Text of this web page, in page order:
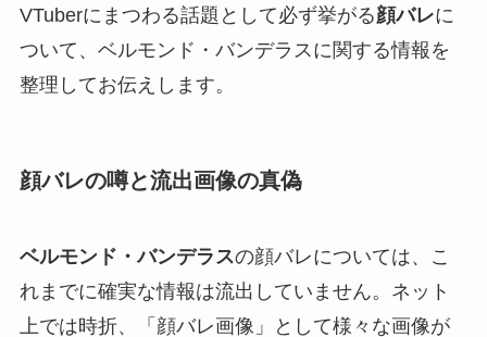
VTuberにまつわる話題として必ず挙がる顔バレに
ついて、ベルモンド・バンデラスに関する情報を
整理してお伝えします。
顔バレの噂と流出画像の真偽
ベルモンド・バンデラスの顔バレについては、こ
れまでに確実な情報は流出していません。ネット
上では時折、「顔バレ画像」として様々な画像が